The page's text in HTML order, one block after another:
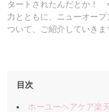
タートされたんだとか！
力とともに、ニューオー
ついて、ご紹介していき
目次
ホーユーヘアケア楽